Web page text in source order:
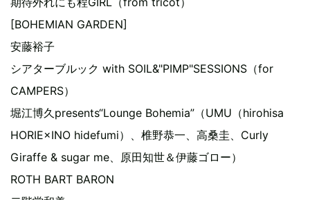
[BOHEMIAN GARDEN]
安藤裕子
シアターブルック with SOIL&"PIMP"SESSIONS（for
CAMPERS）
堀江博久presents“Lounge Bohemia”（UMU（hirohisa
HORIE×INO hidefumi）、椎野恭一、高桑圭、Curly
Giraffe & sugar me、原田知世＆伊藤ゴロー）
ROTH BART BARON